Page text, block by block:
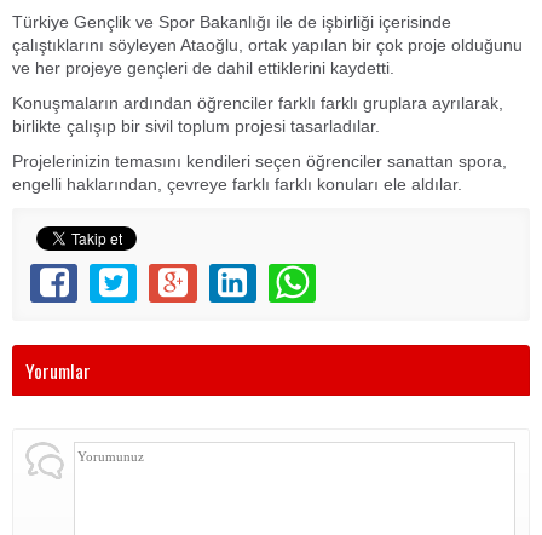
Türkiye Gençlik ve Spor Bakanlığı ile de işbirliği içerisinde
çalıştıklarını söyleyen Ataoğlu, ortak yapılan bir çok proje olduğunu
ve her projeye gençleri de dahil ettiklerini kaydetti.
Konuşmaların ardından öğrenciler farklı farklı gruplara ayrılarak,
birlikte çalışıp bir sivil toplum projesi tasarladılar.
Projelerinizin temasını kendileri seçen öğrenciler sanattan spora,
engelli haklarından, çevreye farklı farklı konuları ele aldılar.
Yorumlar